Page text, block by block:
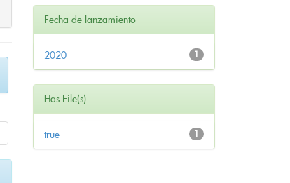
Fecha de lanzamiento
1
2020
Has File(s)
1
true